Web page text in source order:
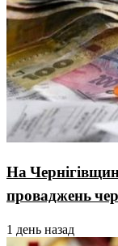
На
проваджень
1 день назад